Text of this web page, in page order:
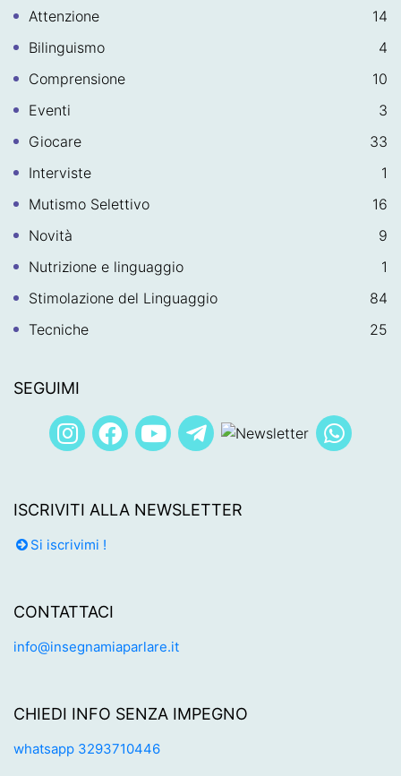
Attenzione
14
Bilinguismo
4
Comprensione
10
Eventi
3
Giocare
33
Interviste
1
Mutismo Selettivo
16
Novità
9
Nutrizione e linguaggio
1
Stimolazione del Linguaggio
84
Tecniche
25
SEGUIMI
ISCRIVITI ALLA NEWSLETTER
Si iscrivimi !
CONTATTACI
info@insegnamiaparlare.it
CHIEDI INFO SENZA IMPEGNO
whatsapp 3293710446